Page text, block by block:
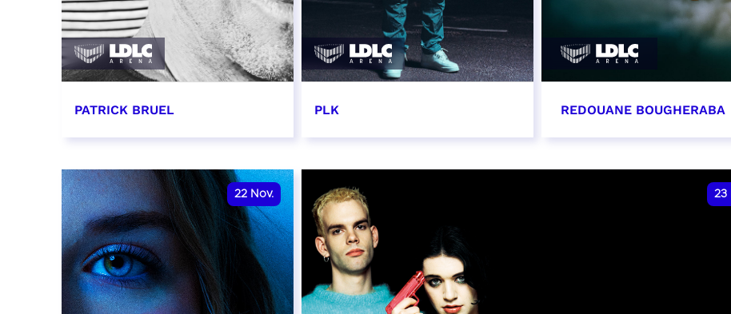
PATRICK BRUEL
RÉSERVER
PLK
RÉSERVER
REDOUANE BOUGHERABA
22 Nov. 23